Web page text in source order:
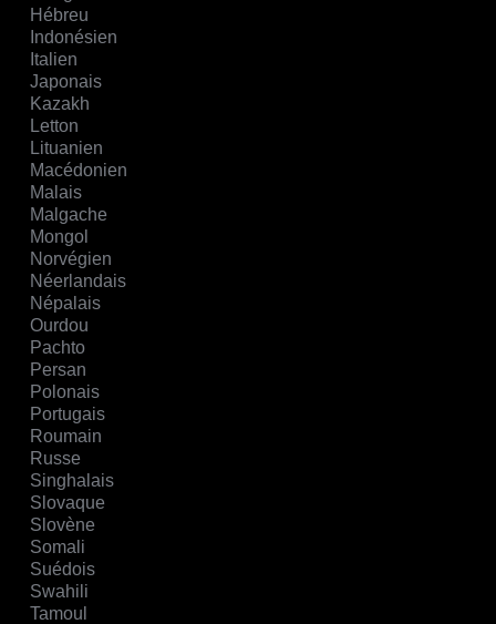
Hébreu
Indonésien
Italien
Japonais
Kazakh
Letton
Lituanien
Macédonien
Malais
Malgache
Mongol
Norvégien
Néerlandais
Népalais
Ourdou
Pachto
Persan
Polonais
Portugais
Roumain
Russe
Singhalais
Slovaque
Slovène
Somali
Suédois
Swahili
Tamoul